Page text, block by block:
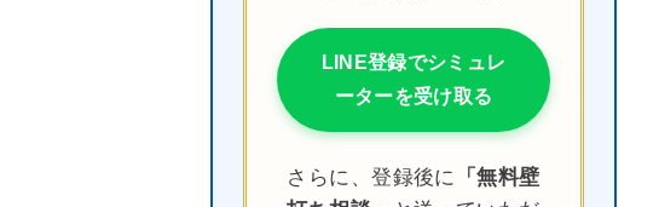
LINE登録でシミュレ
ーターを受け取る
さらに、登録後に
「無料壁